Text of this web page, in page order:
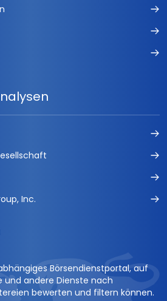
Inc.
Börsendienstportal, auf
und andere Dienste nach
bewerten und filtern können.